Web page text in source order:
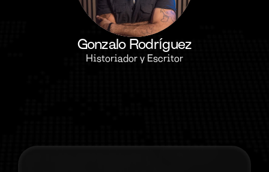
Gonzalo Rodríguez
Historiador y Escritor